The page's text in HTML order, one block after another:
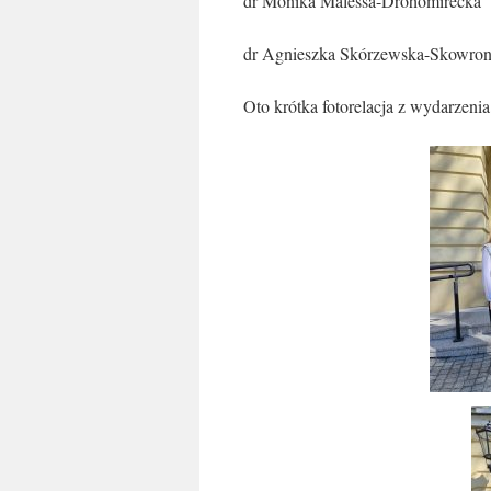
dr Agnieszka Skórzewska-Skowron
Oto krótka fotorelacja z